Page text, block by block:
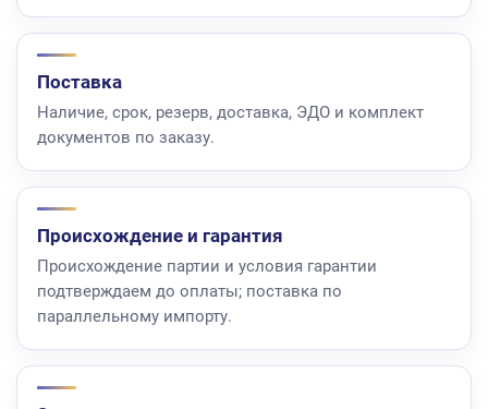
Поставка
Наличие, срок, резерв, доставка, ЭДО и комплект
документов по заказу.
Происхождение и гарантия
Происхождение партии и условия гарантии
подтверждаем до оплаты; поставка по
параллельному импорту.